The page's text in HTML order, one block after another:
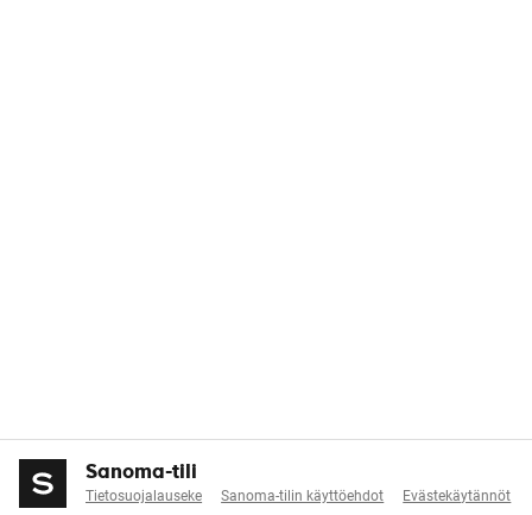
Sanoma-tili
Tietosuojalauseke Sanoma-tilin käyttöehdot Evästekäytännöt